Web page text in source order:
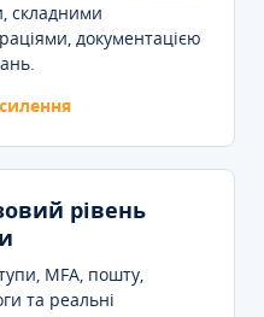
складними
документацією
рівень
MFA, пошту,
та реальні